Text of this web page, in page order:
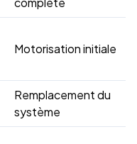
Motorisation initiale
Remplacement du
système